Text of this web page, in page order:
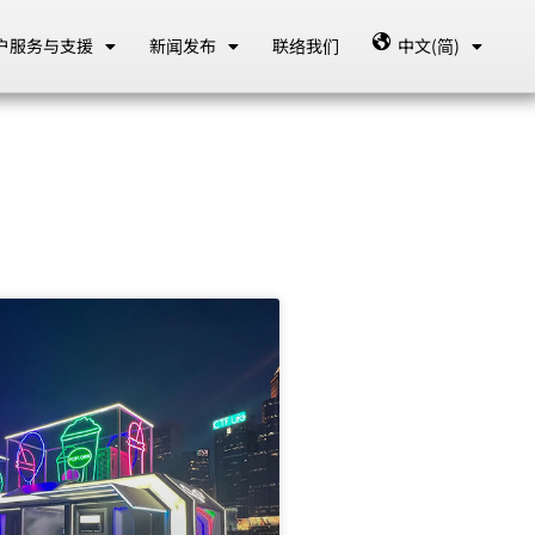
服务与支援 新闻发布 联络我们 中文(简)